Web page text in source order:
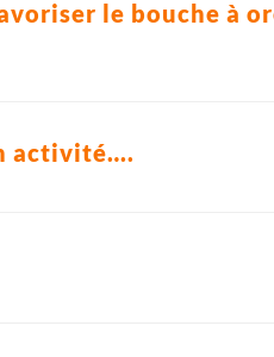
le bouche à
activité….